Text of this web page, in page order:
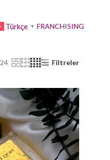
Türkçe ▼ FRANCHISING
24 Filtreler